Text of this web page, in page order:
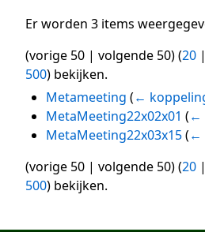
Er worden 3 items
(vorige 50 | volgende 50) (20 |
500) bekijken.
Metameeting (←
MetaMeeting22x02x01 (←
MetaMeeting22x03x15 (←
(vorige 50 | volgende 50) (20 |
500) bekijken.